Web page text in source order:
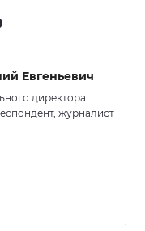
Евгеньевич
директора
журналист